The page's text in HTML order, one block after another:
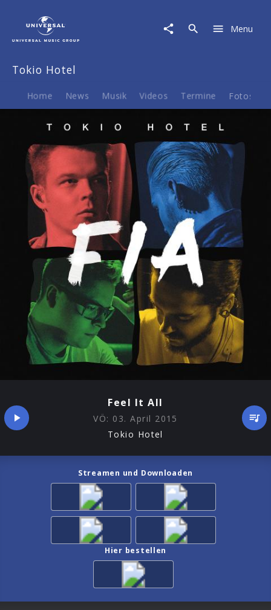
Musik
Merch
Menu
Tokio Hotel
Home News Musik Videos Termine Fotos
Feel It All
VÖ: 03. April 2015
Tokio Hotel
Streamen und Downloaden
Hier bestellen